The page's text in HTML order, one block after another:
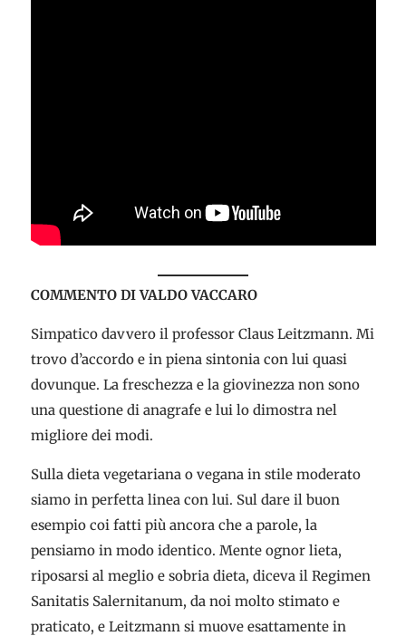
COMMENTO DI VALDO VACCARO
Simpatico davvero il professor Claus Leitzmann. Mi
trovo d’accordo e in piena sintonia con lui quasi
dovunque. La freschezza e la giovinezza non sono
una questione di anagrafe e lui lo dimostra nel
migliore dei modi.
Sulla dieta vegetariana o vegana in stile moderato
siamo in perfetta linea con lui. Sul dare il buon
esempio coi fatti più ancora che a parole, la
pensiamo in modo identico. Mente ognor lieta,
riposarsi al meglio e sobria dieta, diceva il Regimen
Sanitatis Salernitanum, da noi molto stimato e
praticato, e Leitzmann si muove esattamente in